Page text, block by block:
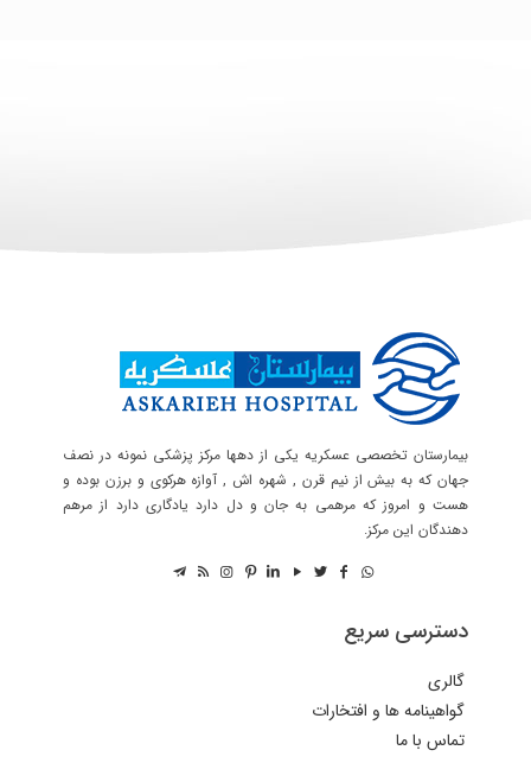
بیمارستان تخصصی عسکریه یکی از دهها مرکز پزشکی نمونه در نصف
جهان که به بیش از نیم قرن , شهره اش , آوازه هرکوی و برزن بوده و
هست و امروز که مرهمی به جان و دل دارد یادگاری دارد از مرهم
دهندگان این مرکز.
دسترسی سریع
گالری
گواهینامه ها و افتخارات
تماس با ما